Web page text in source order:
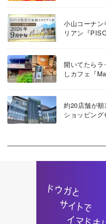
小山コーナン
リアン『
開いてたらラ
しカフェ『
約20店舗が
ショッピン